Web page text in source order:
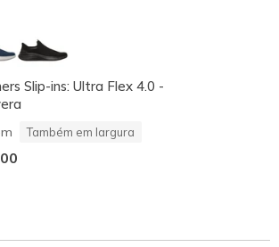
Slip-ins: Ultra Flex 4.0 -
Também em largura